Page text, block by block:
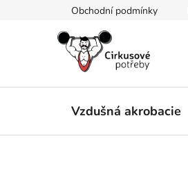
Obchodní podmínky
Vzdušná akrobacie